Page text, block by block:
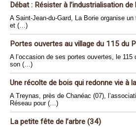
Débat : Résister à l’industrialisation
A Saint-Jean-du-Gard, La Borie organise un
et (…)
Portes ouvertes au village du 115 du
A l’occasion de ses portes ouvertes, le 115
son (…)
Une récolte de bois qui redonne vie à
A Treynas, près de Chanéac (07),
Réseau pour (…)
La petite fête de l’arbre (34)